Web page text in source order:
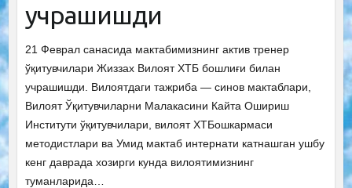
учрашишди
21 Феврал санасида мактабимизнинг актив тренер
ўқитувчилари Жиззах Вилоят ХТБ бошлиғи билан
учрашишди. Вилоятдаги тажриба — синов мактаблари,
Вилоят Ўқитувчиларни Малакасини Кайта Ошириш
Институти ўқитувчилари, вилоят ХТБошкармаси
методистлари ва Умид мактаб интернати катнашган ушбу
кенг даврада хозирги кунда вилоятимизнинг
туманларида…